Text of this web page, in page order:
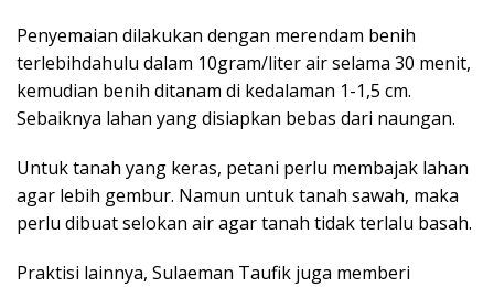
Penyemaian dilakukan dengan merendam benih
terlebihdahulu dalam 10gram/liter air selama 30 menit,
kemudian benih ditanam di kedalaman 1-1,5 cm.
Sebaiknya lahan yang disiapkan bebas dari naungan.
Untuk tanah yang keras, petani perlu membajak lahan
agar lebih gembur. Namun untuk tanah sawah, maka
perlu dibuat selokan air agar tanah tidak terlalu basah.
Praktisi lainnya, Sulaeman Taufik juga memberi